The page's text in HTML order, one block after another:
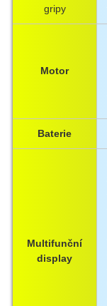
gripy
Motor
Baterie
Multifunční
display